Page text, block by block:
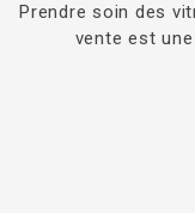
Prendre soin des
vente est